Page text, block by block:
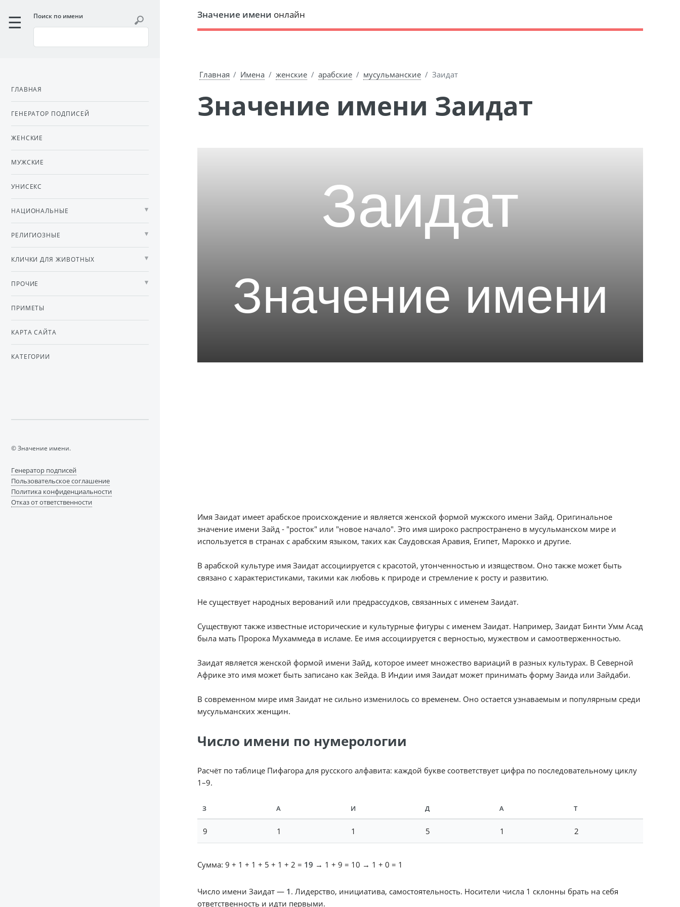
Значение имени онлайн
Главная Имена женские арабские мусульманские Заидат
Значение имени Заидат
Имя Заидат имеет арабское происхождение и является женской формой мужского имени Зайд. Оригинальное
значение имени Зайд - "росток" или "новое начало". Это имя широко распространено в мусульманском мире и
используется в странах с арабским языком, таких как Саудовская Аравия, Египет, Марокко и другие.
В арабской культуре имя Заидат ассоциируется с красотой, утонченностью и изяществом. Оно также может быть
связано с характеристиками, такими как любовь к природе и стремление к росту и развитию.
Не существует народных верований или предрассудков, связанных с именем Заидат.
Существуют также известные исторические и культурные фигуры с именем Заидат. Например, Заидат Бинти Умм Асад
была мать Пророка Мухаммеда в исламе. Ее имя ассоциируется с верностью, мужеством и самоотверженностью.
Заидат является женской формой имени Зайд, которое имеет множество вариаций в разных культурах. В Северной
Африке это имя может быть записано как Зейда. В Индии имя Заидат может принимать форму Заида или Зайдаби.
В современном мире имя Заидат не сильно изменилось со временем. Оно остается узнаваемым и популярным среди
мусульманских женщин.
Число имени по нумерологии
Расчёт по таблице Пифагора для русского алфавита: каждой букве соответствует цифра по последовательному циклу
1–9.
З А И Д А Т
9 1 1 5 1 2
Сумма: 9 + 1 + 1 + 5 + 1 + 2 = 19 → 1 + 9 = 10 → 1 + 0 = 1
Число имени Заидат — 1 . Лидерство, инициатива, самостоятельность. Носители числа 1 склонны брать на себя
ответственность и идти первыми.
Поиск по имени
ГЛАВНАЯ
ГЕНЕРАТОР ПОДПИСЕЙ
ЖЕНСКИЕ
МУЖСКИЕ
УНИСЕКС
НАЦИОНАЛЬНЫЕ
РЕЛИГИОЗНЫЕ
КЛИЧКИ ДЛЯ ЖИВОТНЫХ
ПРОЧИЕ
ПРИМЕТЫ
КАРТА САЙТА
КАТЕГОРИИ
© Значение имени.
Генератор подписей
Пользовательское соглашение
Политика конфиденциальности
Отказ от ответственности